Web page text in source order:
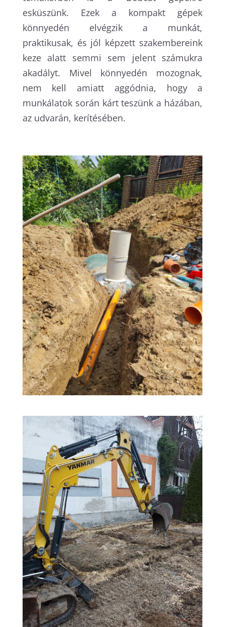
esküszünk. Ezek a kompakt gépek
könnyedén elvégzik a munkát,
praktikusak, és jól képzett szakembereink
keze alatt semmi sem jelent számukra
akadályt. Mivel könnyedén mozognak,
nem kell amiatt aggódnia, hogy a
munkálatok során kárt teszünk a házában,
az udvarán, kerítésében.